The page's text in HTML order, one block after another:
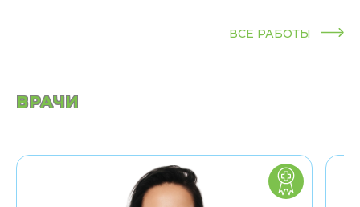
ВСЕ РАБОТЫ
ВРАЧИ